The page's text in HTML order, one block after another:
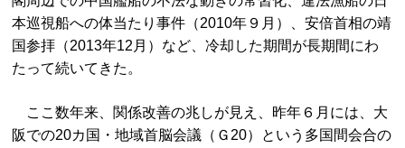
本巡視船への体当たり事件（2010年９月）、安倍首相の靖
国参拝（2013年12月）など、冷却した期間が長期間にわ
たって続いてきた。
ここ数年来、関係改善の兆しが見え、昨年６月には、大
阪での20カ国・地域首脳会議（Ｇ20）という多国間会合の